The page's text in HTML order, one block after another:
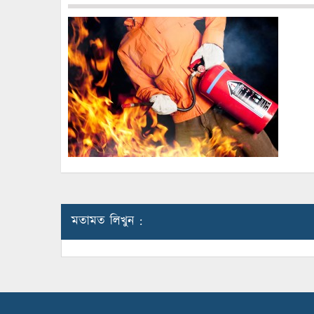
মতামত লিখুন :